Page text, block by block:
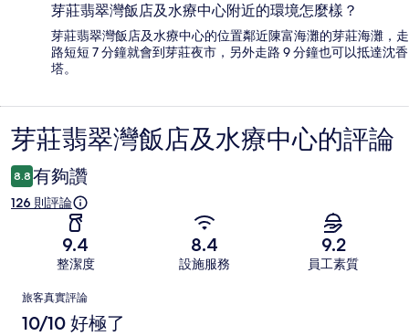
芽莊翡翠灣飯店及水療中心附近的環境怎麼樣？
芽莊翡翠灣飯店及水療中心的位置鄰近陳富海灘的芽莊海灘，走
路短短 7 分鐘就會到芽莊夜市，另外走路 9 分鐘也可以抵達沈香
塔。
評
論
芽莊翡翠灣飯店及水療中心的評論
8.8 有夠讚
126 則評論
9.4
整潔度
8.4
設施服務
9.2
員工素質
評
論
旅客真實評論
10/10 好極了